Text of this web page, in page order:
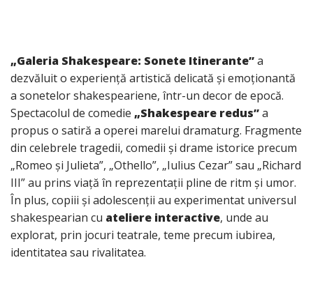
„Galeria Shakespeare: Sonete Itinerante”a
dezvăluit o experiență artistică delicată și emoționantă
a sonetelor shakespeariene, într-un decor de epocă.
Spectacolul de comedie „Shakespeare redus”a
propus o satiră a operei marelui dramaturg. Fragmente
din celebrele tragedii, comedii și drame istorice precum
„Romeo și Julieta”, „Othello”, „Iulius Cezar” sau „Richard
III” au prins viață în reprezentații pline de ritm și umor.
În plus, copiii și adolescenții au experimentat universul
shakespearian cu ateliere interactive, unde au
explorat, prin jocuri teatrale, teme precum iubirea,
identitatea sau rivalitatea.